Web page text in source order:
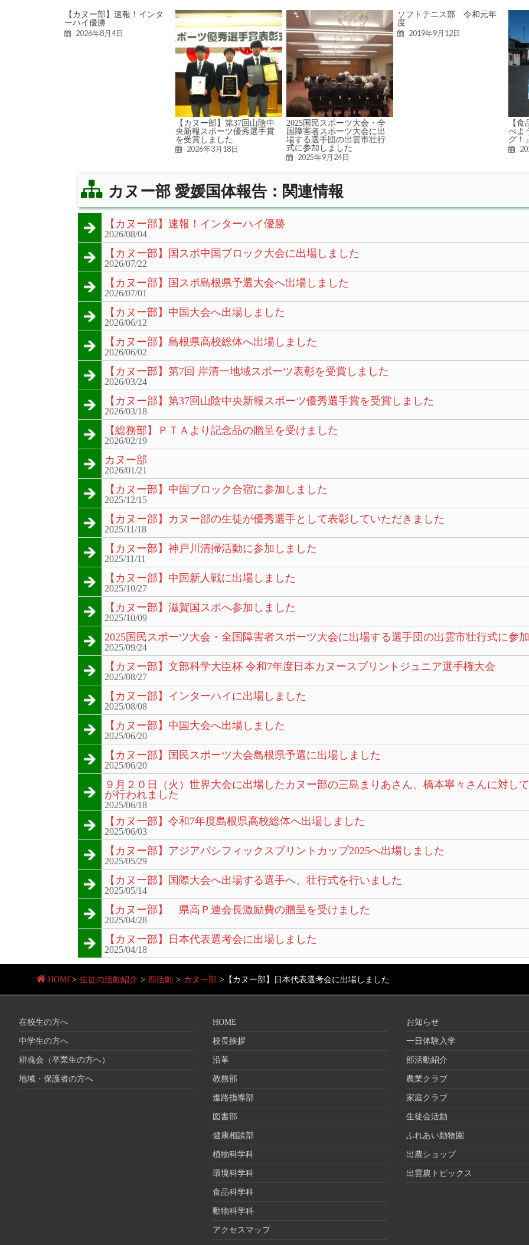
【カヌー部】速報！インタ
ーハイ優勝
2026年8月4日
【カヌー部】第37回山陰中
央新報スポーツ優秀選手賞
を受賞しました
2026年3月18日
2025国民スポーツ大会・全
国障害者スポーツ大会に出
場する選手団の出雲市壮行
式に参加しました
2025年9月24日
ソフトテニス部 令和元年
度
2019年9月12日
【
べよ
グ！
カヌー部 愛媛国体報告：関連情報
【カヌー部】速報！インターハイ優勝
2026/08/04
【カヌー部】国スポ中国ブロック大会に出場しました
2026/07/22
【カヌー部】国スポ島根県予選大会へ出場しました
2026/07/01
【カヌー部】中国大会へ出場しました
2026/06/12
【カヌー部】島根県高校総体へ出場しました
2026/06/02
【カヌー部】第7回 岸清一地域スポーツ表彰を受賞しました
2026/03/24
【カヌー部】第37回山陰中央新報スポーツ優秀選手賞を受賞しました
2026/03/18
【総務部】ＰＴＡより記念品の贈呈を受けました
2026/02/19
カヌー部
2026/01/21
【カヌー部】中国ブロック合宿に参加しました
2025/12/15
【カヌー部】カヌー部の生徒が優秀選手として表彰していただきました
2025/11/18
【カヌー部】神戸川清掃活動に参加しました
2025/11/11
【カヌー部】中国新人戦に出場しました
2025/10/27
【カヌー部】滋賀国スポへ参加しました
2025/10/09
2025国民スポーツ大会・全国障害者スポーツ大会に出場する選手団の出雲市壮行式に参
2025/09/24
【カヌー部】文部科学大臣杯 令和7年度日本カヌースプリントジュニア選手権大会
2025/08/27
【カヌー部】インターハイに出場しました
2025/08/08
【カヌー部】中国大会へ出場しました
2025/06/20
【カヌー部】国民スポーツ大会島根県予選に出場しました
2025/06/20
９月２０日（火）世界大会に出場したカヌー部の三島まりあさん、橋本寧々さんに対し
が行われました
2025/06/18
【カヌー部】令和7年度島根県高校総体へ出場しました
2025/06/03
【カヌー部】アジアパシフィックスプリントカップ2025へ出場しました
2025/05/29
【カヌー部】国際大会へ出場する選手へ、壮行式を行いました
2025/05/14
【カヌー部】 県高Ｐ連会長激励費の贈呈を受けました
2025/04/28
【カヌー部】日本代表選考会に出場しました
2025/04/18
HOME> 生徒の活動紹介 > 部活動 > カヌー部 > 【カヌー部】日本代表選考会に出場しました
在校生の方へ
中学生の方へ
耕魂会（卒業生の方へ）
地域・保護者の方へ
HOME
校長挨拶
沿革
教務部
進路指導部
図書部
健康相談部
植物科学科
環境科学科
食品科学科
動物科学科
アクセスマップ
お知らせ
一日体験入学
部活動紹介
農業クラブ
家庭クラブ
生徒会活動
ふれあい動物園
出農ショップ
出雲農トピックス